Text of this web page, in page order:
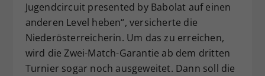
Jugendcircuit presented by Babolat auf einen
anderen Level heben“, versicherte die
Niederösterreicherin. Um das zu erreichen,
wird die Zwei-Match-Garantie ab dem dritten
Turnier sogar noch ausgeweitet. Dann soll die